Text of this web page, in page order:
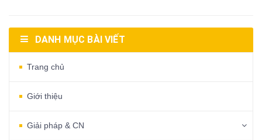
DANH MỤC BÀI VIẾT
Trang chủ
Giới thiệu
Giải pháp & CN